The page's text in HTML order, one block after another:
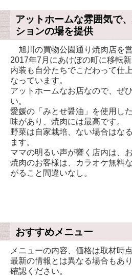
アットホームな雰囲気で
ションの場を提供
旭川の買物公園通り焼肉店を営
2017年7月にあけぼの町に移転
内装も自分たちでこだわって仕
なっています。
アットホームなお店なので、ぜ
い。
愛媛の「みとせ醤油」を使用し
味があり、焼肉には最高です。
野菜は自家栽培、ない場合はな
ます。
ママの明るい声が響く店内は、
焼肉のお客様は、カラオケ無料
がること間違いなし。
おすすめメニュー
メニューの内容、価格は取材時
最新の情報とは異なる場合もあ
確認ください。